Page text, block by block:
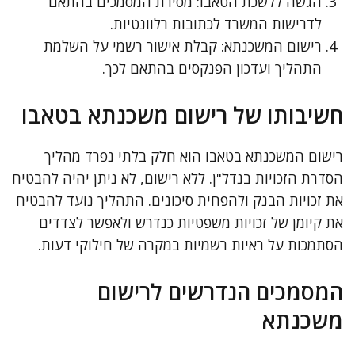
לדרישות המשרד לכתובות רלוונטיות.
רישום המשכנתא: קבלת אישור רשמי על השלמת
התהליך ועדכון הפנקסים בהתאם לכך.
חשיבותו של רישום משכנתא בטאבו
רישום המשכנתא בטאבו הוא חלק בלתי נפרד מהליך
הסדרת הזכויות בנדל"ן. ללא רישום, לא ניתן יהיה להבטיח
את זכויות הבנק ולהפחית סיכונים. התהליך נועד להבטיח
את קיומן של זכויות משפטיות כנדרש ולאפשר לצדדים
הסתמכות על ראיות רשמיות במקרה של חילוקי דעות.
המסמכים הנדרשים לרישום
משכנתא